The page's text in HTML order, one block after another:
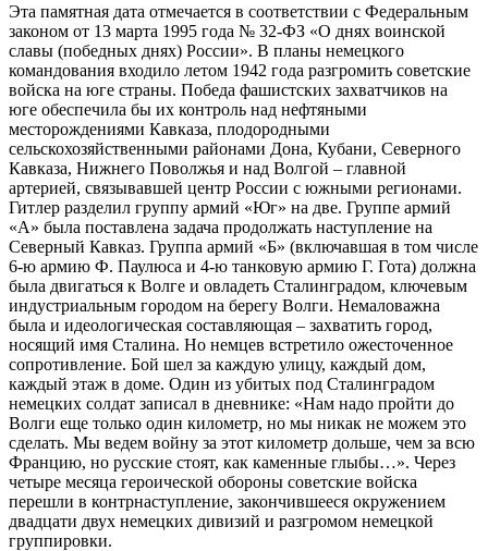
Эта памятная дата отмечается в соответствии с Федеральным
законом от 13 марта 1995 года № 32-ФЗ «О днях воинской
славы (победных днях) России». В планы немецкого
командования входило летом 1942 года разгромить советские
войска на юге страны. Победа фашистских захватчиков на
юге обеспечила бы их контроль над нефтяными
месторождениями Кавказа, плодородными
сельскохозяйственными районами Дона, Кубани, Северного
Кавказа, Нижнего Поволжья и над Волгой – главной
артерией, связывавшей центр России с южными регионами.
Гитлер разделил группу армий «Юг» на две. Группе армий
«А» была поставлена задача продолжать наступление на
Северный Кавказ. Группа армий «Б» (включавшая в том числе
6-ю армию Ф. Паулюса и 4-ю танковую армию Г. Гота) должна
была двигаться к Волге и овладеть Сталинградом, ключевым
индустриальным городом на берегу Волги. Немаловажна
была и идеологическая составляющая – захватить город,
носящий имя Сталина. Но немцев встретило ожесточенное
сопротивление. Бой шел за каждую улицу, каждый дом,
каждый этаж в доме. Один из убитых под Сталинградом
немецких солдат записал в дневнике: «Нам надо пройти до
Волги еще только один километр, но мы никак не можем это
сделать. Мы ведем войну за этот километр дольше, чем за всю
Францию, но русские стоят, как каменные глыбы…». Через
четыре месяца героической обороны советские войска
перешли в контрнаступление, закончившееся окружением
двадцати двух немецких дивизий и разгромом немецкой
группировки.